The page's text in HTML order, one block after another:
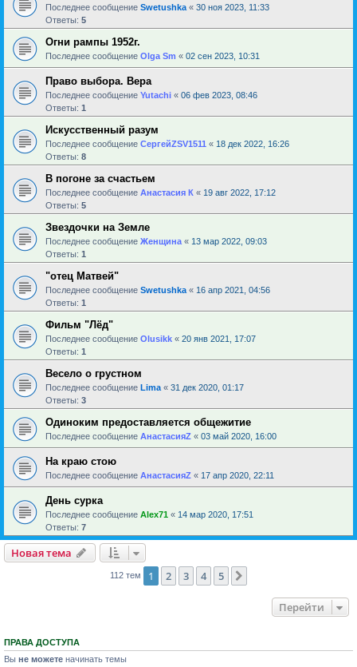
Последнее сообщение Swetushka « 30 ноя 2023, 11:33
Ответы: 5
Огни рампы 1952г.
Последнее сообщение Olga Sm « 02 сен 2023, 10:31
Право выбора. Вера
Последнее сообщение Yutachi « 06 фев 2023, 08:46
Ответы: 1
Искусственный разум
Последнее сообщение СергейZSV1511 « 18 дек 2022, 16:26
Ответы: 8
В погоне за счастьем
Последнее сообщение Анастасия К « 19 авг 2022, 17:12
Ответы: 5
Звездочки на Земле
Последнее сообщение Женщина « 13 мар 2022, 09:03
Ответы: 1
"отец Матвей"
Последнее сообщение Swetushka « 16 апр 2021, 04:56
Ответы: 1
Фильм "Лёд"
Последнее сообщение Olusikk « 20 янв 2021, 17:07
Ответы: 1
Весело о грустном
Последнее сообщение Lima « 31 дек 2020, 01:17
Ответы: 3
Одиноким предоставляется общежитие
Последнее сообщение АнастасияZ « 03 май 2020, 16:00
На краю стою
Последнее сообщение АнастасияZ « 17 апр 2020, 22:11
День сурка
Последнее сообщение Alex71 « 14 мар 2020, 17:51
Ответы: 7
Новая тема
112 тем 1 2 3 4 5
Перейти
ПРАВА ДОСТУПА
Вы не можете начинать темы